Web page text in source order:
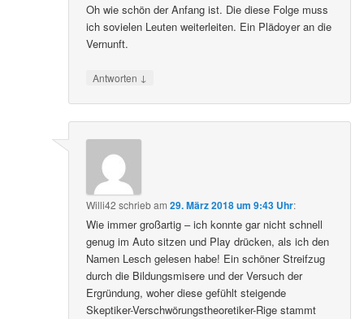
Oh wie schön der Anfang ist. Die diese Folge muss
ich sovielen Leuten weiterleiten. Ein Plädoyer an die
Vernunft.
Antworten ↓
Willi42 schriebam29. März 2018 um 9:43 Uhr:
Wie immer großartig – ich konnte gar nicht schnell
genug im Auto sitzen und Play drücken, als ich den
Namen Lesch gelesen habe! Ein schöner Streifzug
durch die Bildungsmisere und der Versuch der
Ergründung, woher diese gefühlt steigende
Skeptiker-Verschwörungstheoretiker-Rige stammt